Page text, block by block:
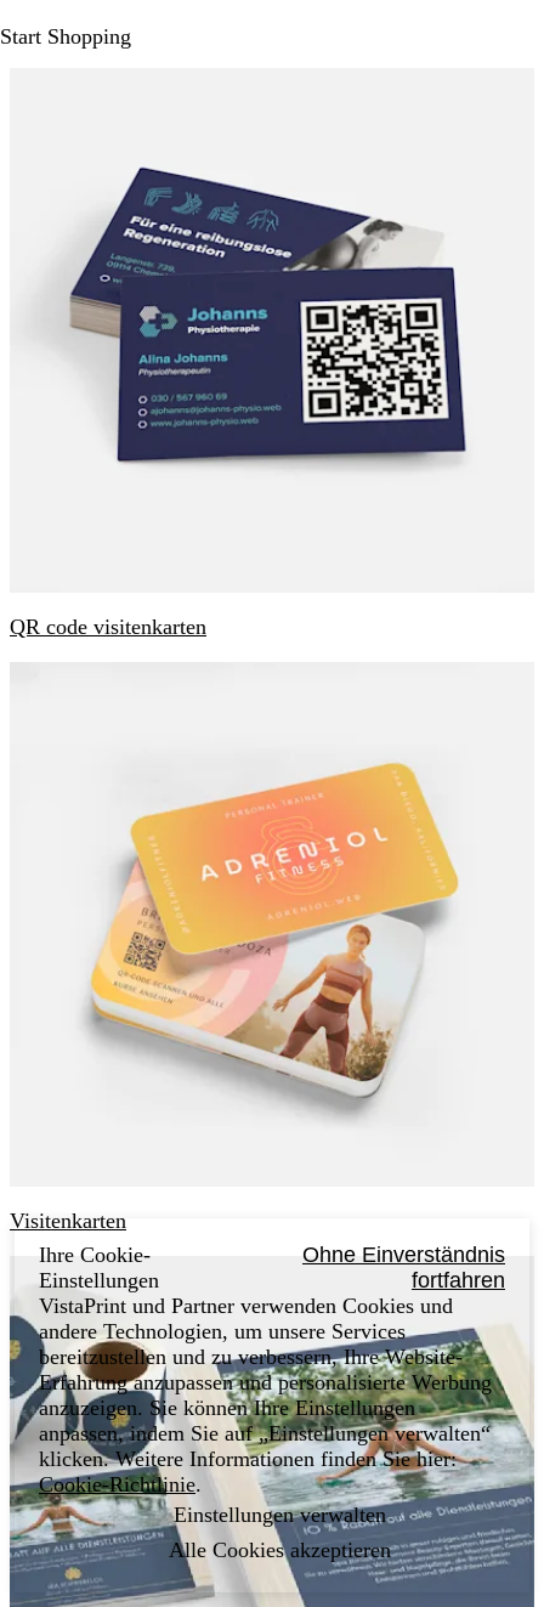
Start Shopping
QR code visitenkarten
Visitenkarten
Ihre Cookie-
Einstellungen
Ohne Einverständnis
fortfahren
VistaPrint und Partner verwenden Cookies und
andere Technologien, um unsere Services
bereitzustellen und zu verbessern, Ihre Website-
Erfahrung anzupassen und personalisierte Werbung
anzuzeigen. Sie können Ihre Einstellungen
anpassen, indem Sie auf „Einstellungen verwalten“
klicken. Weitere Informationen finden Sie hier:
Cookie-Richtlinie.
Einstellungen verwalten
Alle Cookies akzeptieren